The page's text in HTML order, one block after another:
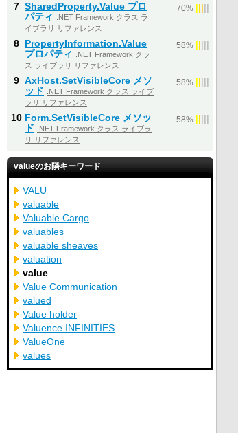
7 SharedProperty.Value プロ
パティ
.NET Framework クラス ラ
イブラリ リファレンス
70%
8 PropertyInformation.Value
プロパティ
.NET Framework クラ
ス ライブラリ リファレンス
58%
9 AxHost.SetVisibleCore メソ
ッド
.NET Framework クラス ライブ
ラリ リファレンス
58%
10 Form.SetVisibleCore メソッ
ド
.NET Framework クラス ライブラ
リ リファレンス
58%
valueのお隣キーワード
VALU
valuable
Valuable Cargo
valuables
valuable sheaves
valuation
value
Value Communication
valued
Value holder
Valuence INFINITIES
ValueOne
values